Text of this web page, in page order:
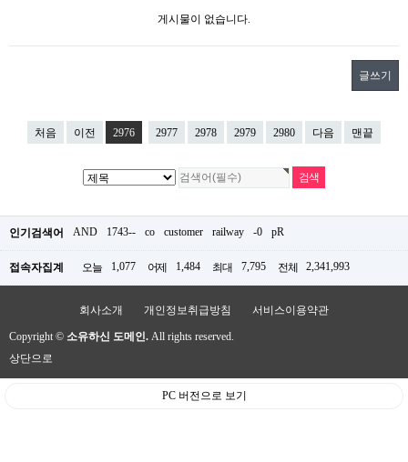
게시물이 없습니다.
글쓰기
처음 이전 2976 2977 2978 2979 2980 다음 맨끝
인기검색어 AND 1743-- co customer railway -0 pR
접속자집계 오늘 1,077 어제 1,484 최대 7,795 전체 2,341,993
회사소개 개인정보취급방침 서비스이용약관
Copyright © 소유하신 도메인. All rights reserved.
상단으로
PC 버전으로 보기